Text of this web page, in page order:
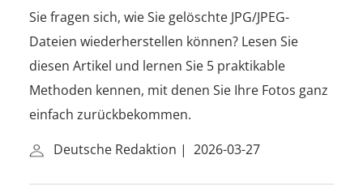
Sie fragen sich, wie Sie gelöschte JPG/JPEG-
Dateien wiederherstellen können? Lesen Sie
diesen Artikel und lernen Sie 5 praktikable
Methoden kennen, mit denen Sie Ihre Fotos ganz
einfach zurückbekommen.
Deutsche Redaktion | 2026-03-27